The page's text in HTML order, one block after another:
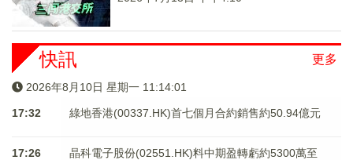
更多
快訊
2026年8月10日 星期一 11:14:01
17:32 綠地香港(00337.HK)首七個月合約銷售約50.94億元
17:26
晶科電子股份(02551.HK)料中期盈轉虧約5300萬至